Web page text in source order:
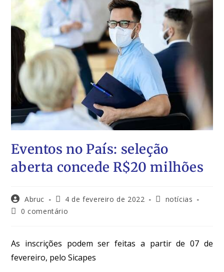
Eventos no País: seleção
aberta concede R$20 milhões
Abruc 4 de fevereiro de 2022
notícias
0 comentário
As inscrições podem ser feitas a partir de 07 de
fevereiro, pelo Sicapes